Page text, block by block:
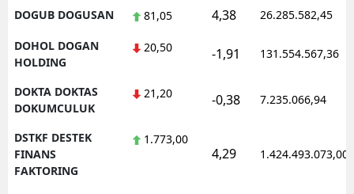
DOGUB DOGUSAN 81,05 4,38 26.285.582,45
DOHOL DOGAN
HOLDING
20,50 -1,91 131.554.567,36
DOKTA DOKTAS
DOKUMCULUK
21,20 -0,38 7.235.066,94
DSTKF DESTEK
FINANS
FAKTORING
1.773,00
4,29 1.424.493.073,00